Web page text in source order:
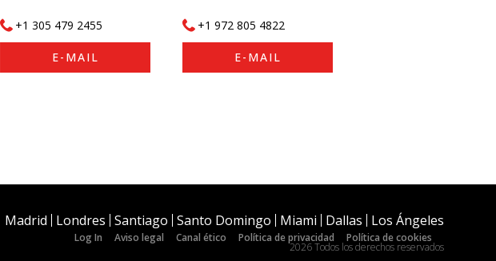
+1 305 479 2455
E-MAIL
+1 972 805 4822
E-MAIL
Madrid Londres Santiago Santo Domingo Miami Dallas Los Ángeles
Log In Aviso legal Canal ético Política de privacidad Política de cookies
2026 Todos los derechos reservados